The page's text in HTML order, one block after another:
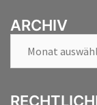
ARCHIV